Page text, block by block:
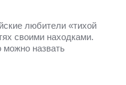
любители «тихой
своими находками.
можно назвать